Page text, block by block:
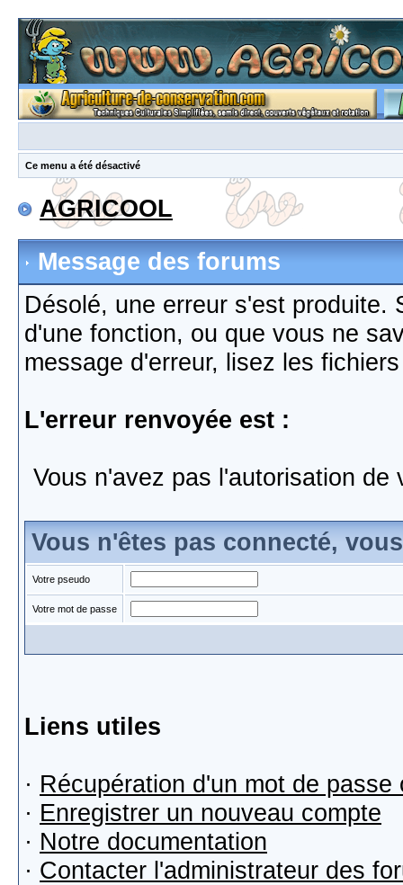
Ce menu a été désactivé
AGRICOOL
Message des forums
Désolé, une erreur s'est produite.
d'une fonction, ou que vous ne
message d'erreur, lisez les
L'erreur renvoyée est :
Vous n'avez pas l'autorisation de
Vous n'êtes pas connecté,
Votre pseudo
Votre mot de passe
Liens utiles
· Récupération d'un mot de passe
· Enregistrer un nouveau compte
· Notre documentation
· Contacter l'administrateur des